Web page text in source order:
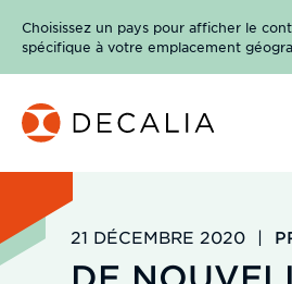
Choisissez un pays pour afficher le
spécifique à votre emplacement
21 DÉCEMBRE 2020 |
DE